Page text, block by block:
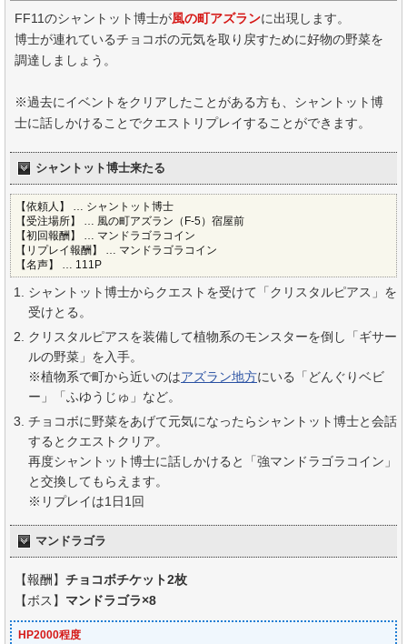
FF11のシャントット博士が風の町アズランに出現します。
博士が連れているチョコボの元気を取り戻すために好物の野菜を
調達しましょう。
※過去にイベントをクリアしたことがある方も、シャントット博
士に話しかけることでクエストリプレイすることができます。
シャントット博士来たる
【依頼人】 … シャントット博士
【受注場所】 … 風の町アズラン（F-5）宿屋前
【初回報酬】 … マンドラゴラコイン
【リプレイ報酬】 … マンドラゴラコイン
【名声】 … 111P
シャントット博士からクエストを受けて「クリスタルピアス」を
受けとる。
クリスタルピアスを装備して植物系のモンスターを倒し「ギサー
ルの野菜」を入手。
※植物系で町から近いのはアズラン地方にいる「どんぐりベビ
ー」「ふゆうじゅ」など。
チョコボに野菜をあげて元気になったらシャントット博士と会話
するとクエストクリア。
再度シャントット博士に話しかけると「強マンドラゴラコイン」
と交換してもらえます。
※リプレイは1日1回
マンドラゴラ
【報酬】 チョコボチケット2枚
【ボス】 マンドラゴラ×8
HP2000程度